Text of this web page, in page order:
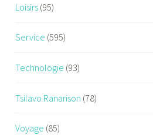
Loisirs (95)
Service (595)
Technologie (93)
Tsilavo Ranarison (78)
Voyage (85)